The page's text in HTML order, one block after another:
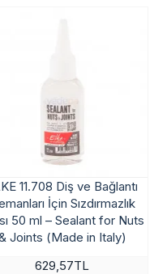
11.708 Diş ve Bağlantı
İçin Sızdırmazlık
50 ml – Sealant for Nuts
Joints (Made in Italy)
629,57TL